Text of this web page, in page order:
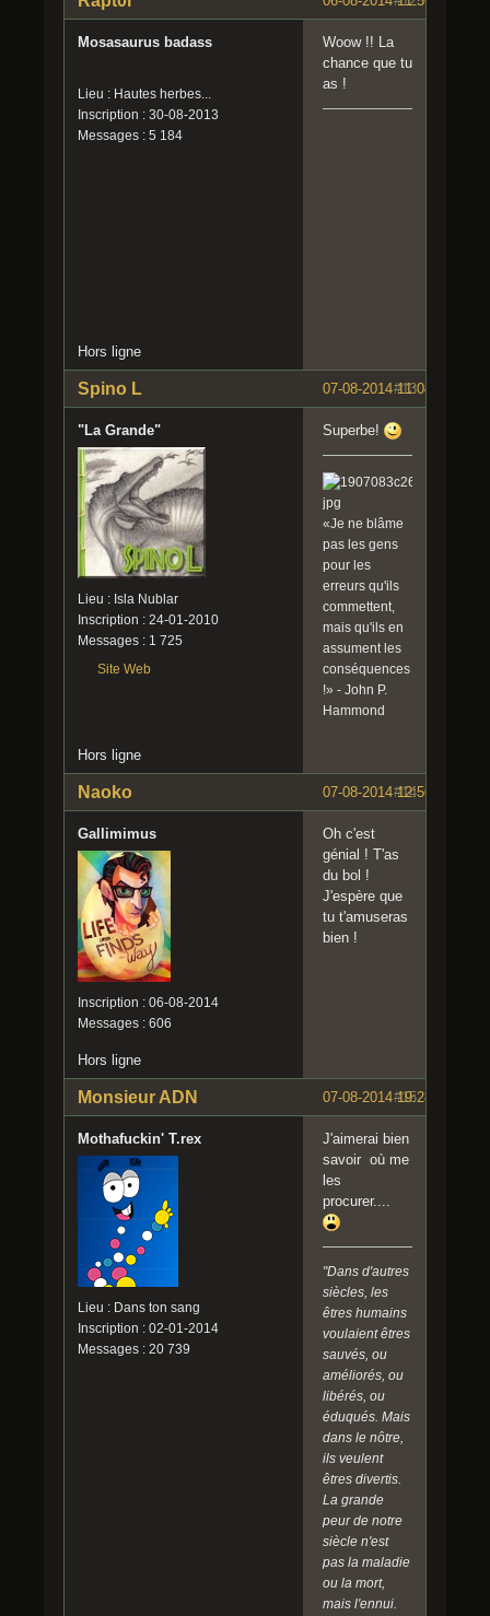
Mosasaurus badass
Lieu : Hautes herbes...
Inscription : 30-08-2013
Messages : 5 184
Woow !! La
chance que tu
as !
Hors ligne
#13
07-08-2014 11:04:09
Spino L
"La Grande"
Lieu : Isla Nublar
Inscription : 24-01-2010
Messages : 1 725
Site Web
Superbe!
«Je ne blâme
pas les gens
pour les
erreurs qu'ils
commettent,
mais qu'ils en
assument les
conséquences
!» - John P.
Hammond
Hors ligne
#14
07-08-2014 12:56:48
Naoko
Gallimimus
Inscription : 06-08-2014
Messages : 606
Oh c'est
génial ! T'as
du bol !
J'espère que
tu t'amuseras
bien !
Hors ligne
#15
07-08-2014 19:28:15
Monsieur ADN
Mothafuckin' T.rex
Lieu : Dans ton sang
Inscription : 02-01-2014
Messages : 20 739
J'aimerai bien
savoir où me
les
procurer....
"Dans d'autres
siècles, les
êtres humains
voulaient êtres
sauvés, ou
améliorés, ou
libérés, ou
éduqués. Mais
dans le nôtre,
ils veulent
êtres divertis.
La grande
peur de notre
siècle n'est
pas la maladie
ou la mort,
mais l'ennui.